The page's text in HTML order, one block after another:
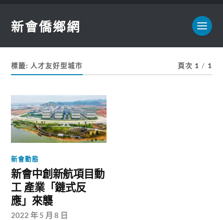
新會僑鄉網
標籤: 人才友好型城市 頁次 1 / 1
新會動態
新會中創新航項目動
工 產業「鏈式反
應」來襲
2022 年 5 月 8 日